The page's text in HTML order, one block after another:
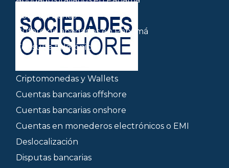
Abrir un banco
Bufete de abogados en Panamá
Consulta telefónica
Criptomonedas y Wallets
Cuentas bancarias offshore
Cuentas bancarias onshore
Cuentas en monederos electrónicos o EMI
Deslocalización
Disputas bancarias